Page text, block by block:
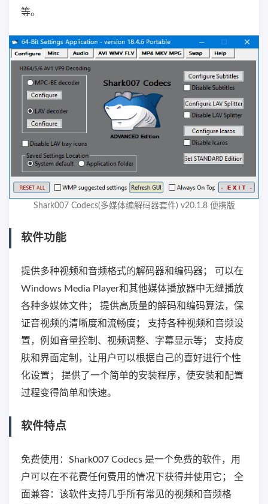
等。
Shark007 Codecs(多媒体编解码器套件) v20.1.8 便携版
软件功能
提供多种视频和音频格式的解码器和编码器； 可以在
Windows Media Player和其他媒体播放器中无缝播放
各种多媒体文件； 提供高质量的解码和编码算法，保
证音视频的清晰度和流畅度； 支持各种视频和音频设
置，例如音量控制、视频调整、字幕显示等； 支持皮
肤和界面定制，让用户可以根据自己的喜好进行个性
化设置； 提供了一个简单的安装程序，使安装和配置
过程变得简单和快速。
软件特点
免费使用：Shark007 Codecs 是一个免费的软件，用
户可以在不花费任何费用的情况下获得并使用它； 全
面兼容：该软件支持几乎所有常见的视频和音频格